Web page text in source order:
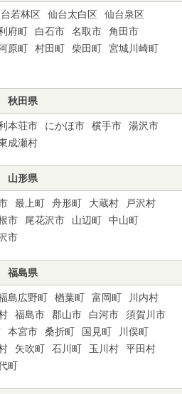
若林区 仙台太白区
仙台泉区
府町 白石市 名取市
角田市
原町 村田町 柴田町
宮城川崎町
秋田県
本荘市 にかほ市 横手市
湯沢市
成瀬村
山形県
最上町 舟形町 大蔵村
戸沢村
市 尾花沢市 山辺町
中山町
市
福島県
島広野町 楢葉町 富岡町
川内村
福島市 郡山市 白河市
須賀川市
本宮市 桑折町 国見町
川俣町
矢吹町 石川町 玉川村
平田村
町